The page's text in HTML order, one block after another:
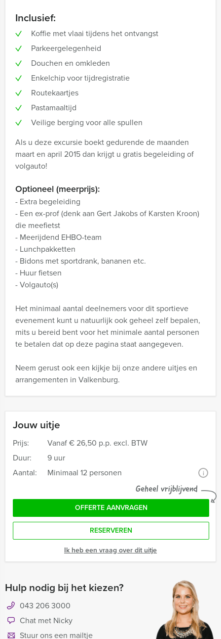
Jouw uitje
Prijs: Vanaf€ 26,50 p.p. excl. BTW
Duur:
9 uur
Aantal:
Minimaal 12 personen i
Geheel vrijblijvend
OFFERTE AANVRAGEN
RESERVEREN
Ik heb een vraag over dit uitje
Hulp nodig bij het kiezen?
043 206 3000
Chat met Nicky
Stuur ons een mailtje
Inclusief:
Koffie met vlaai tijdens het ontvangst
Parkeergelegenheid
Douchen en omkleden
Enkelchip voor tijdregistratie
Routekaartjes
Pastamaaltijd
Veilige berging voor alle spullen
Als u deze excursie boekt gedurende de maanden
maart en april 2015 dan krijgt u gratis begeleiding of
volgauto!
Optioneel (meerprijs):
- Extra begeleiding
- Een ex-prof (denk aan Gert Jakobs of Karsten Kroon)
die meefietst
- Meerijdend EHBO-team
- Lunchpakketten
- Bidons met sportdrank, bananen etc.
- Huur fietsen
- Volgauto(s)
Het minimaal aantal deelnemers voor dit sportieve
evenement kunt u natuurlijk ook geheel zelf bepalen,
mits u bereid bent voor het minimale aantal personen
te betalen dat op deze pagina staat aangegeven.
Neem gerust ook een kijkje bij onze andere uitjes en
arrangementen in Valkenburg.